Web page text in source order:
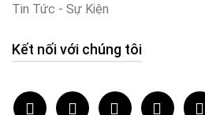
Tin Tức - Sự Kiện
Kết nối với chúng tôi